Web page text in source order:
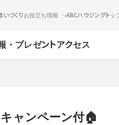
いづくりお役立ち情報 ABCハウジングトッ
・プレゼントアクセス
ャンペーン付🏠